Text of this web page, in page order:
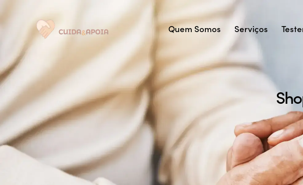
Quem Somos Serviços